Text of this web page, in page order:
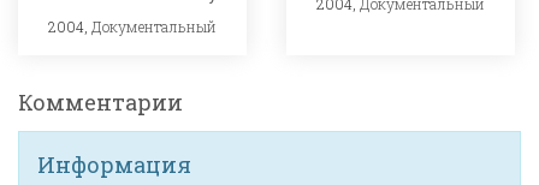
2004, Документальный
Комментарии
Информация